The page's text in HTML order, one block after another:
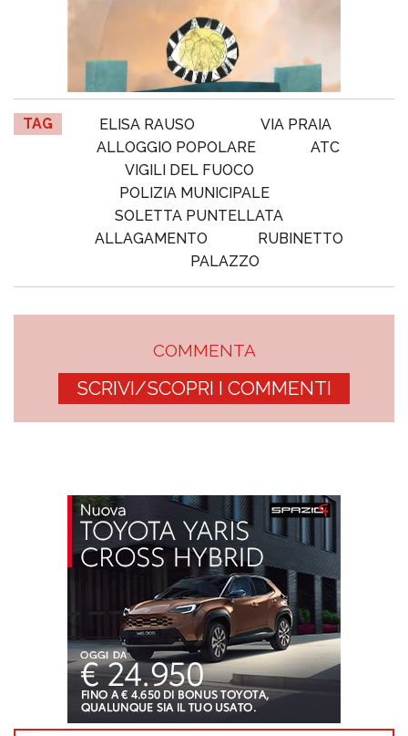
TAG ELISA RAUSO
VIA PRAIA
ALLOGGIO POPOLARE
ATC
VIGILI DEL FUOCO
POLIZIA MUNICIPALE
SOLETTA PUNTELLATA
ALLAGAMENTO
RUBINETTO
PALAZZO
COMMENTA
SCRIVI/SCOPRI I COMMENTI